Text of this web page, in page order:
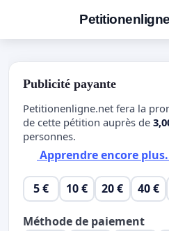
Publicité payante
Petitionenligne.net fera la
de cette pétition auprès de
personnes.
Apprendre encore
5 € 10 € 20 € 40 €
Méthode de paiement